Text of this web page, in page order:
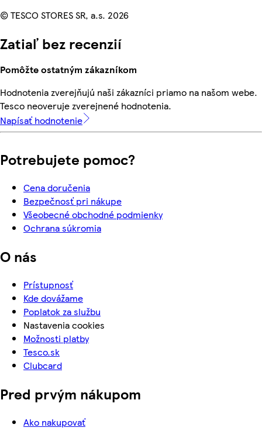
© TESCO STORES SR, a.s. 2026
Zatiaľ bez recenzií
Pomôžte ostatným zákazníkom
Hodnotenia zverejňujú naši zákazníci priamo na našom webe.
Tesco neoveruje zverejnené hodnotenia.
Napísať hodnotenie
Potrebujete pomoc?
Cena doručenia
Bezpečnosť pri nákupe
Všeobecné obchodné podmienky
Ochrana súkromia
O nás
Prístupnosť
Kde dovážame
Poplatok za službu
Nastavenia cookies
Možnosti platby
Tesco.sk
Clubcard
Pred prvým nákupom
Ako nakupovať